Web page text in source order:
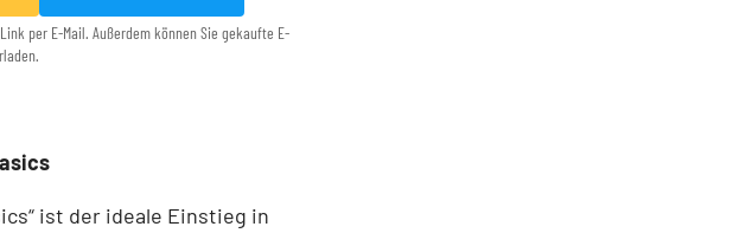
per E-Mail. Außerdem können Sie gekaufte E-
ist der ideale Einstieg in